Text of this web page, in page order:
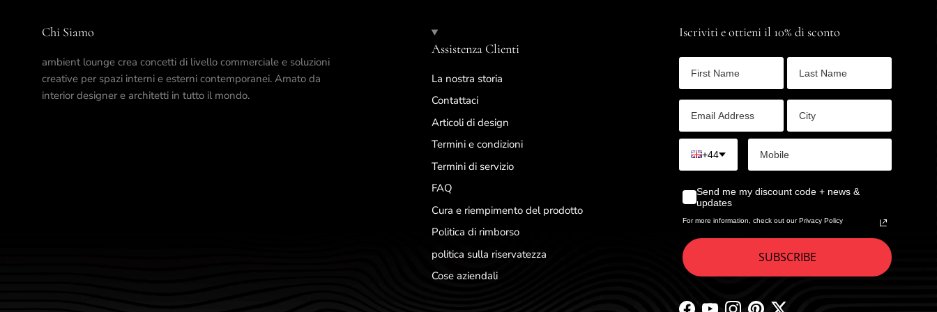
Chi Siamo
ambient lounge crea concetti di livello commerciale e soluzioni
creative per spazi interni e esterni contemporanei. Amato da
interior designer e architetti in tutto il mondo.
Assistenza Clienti
La nostra storia
Contattaci
Articoli di design
Termini e condizioni
Termini di servizio
FAQ
Cura e riempimento del prodotto
Politica di rimborso
politica sulla riservatezza
Cose aziendali
Iscriviti e ottieni il 10% di sconto
+44
Send me my discount code + news &
updates
For more information, check out our Privacy Policy
SUBSCRIBE